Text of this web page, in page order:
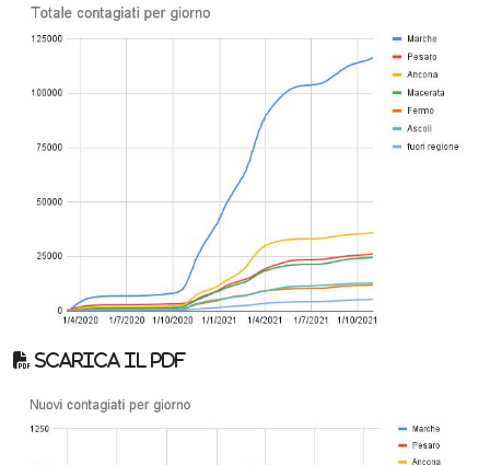
Scarica il pdf